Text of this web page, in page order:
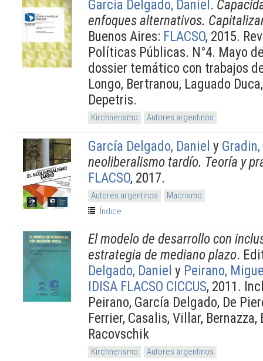
García Delgado, Daniel.
enfoques alternativos.
Buenos Aires: FLACSO, 2015.
Políticas Públicas. N°4. Mayo
dossier temático con trabajos
Longo, Bertranou, Laguado
Depetris.
Kirchnerismo Autores argentinos
García Delgado, Daniel y
neoliberalismo tardío. Teoría y
FLACSO, 2017.
Autores argentinos
Macrismo
Índice
El modelo de desarrollo con
estrategia de mediano plazo.
Delgado, Daniel y Peirano,
IDISA FLACSO CICCUS, 2011.
Peirano, García Delgado, De
Ferrier, Casalis, Villar, Bernazza,
Racovschik
Kirchnerismo
Autores argentinos